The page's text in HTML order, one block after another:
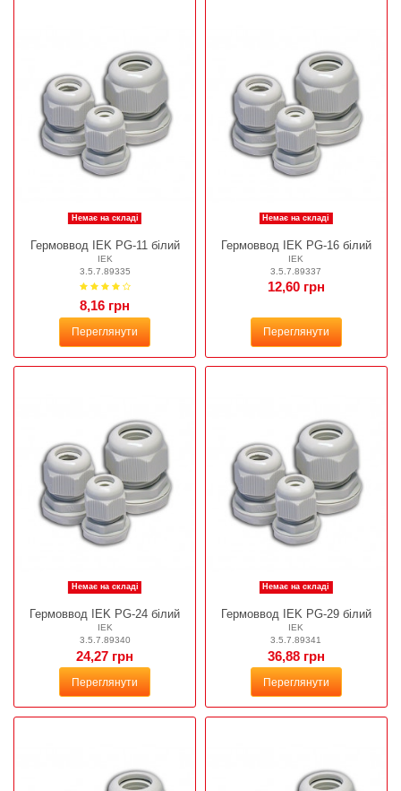
Немає на складі
Гермоввод IEK PG-11 білий
IEK
3.5.7.89335
8,16 грн
Переглянути
Немає на складі
Гермоввод IEK PG-16 білий
IEK
3.5.7.89337
12,60 грн
Переглянути
Немає на складі
Гермоввод IEK PG-24 білий
IEK
3.5.7.89340
24,27 грн
Переглянути
Немає на складі
Гермоввод IEK PG-29 білий
IEK
3.5.7.89341
36,88 грн
Переглянути